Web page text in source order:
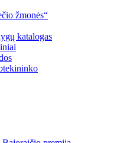
žmonės“
katalogas